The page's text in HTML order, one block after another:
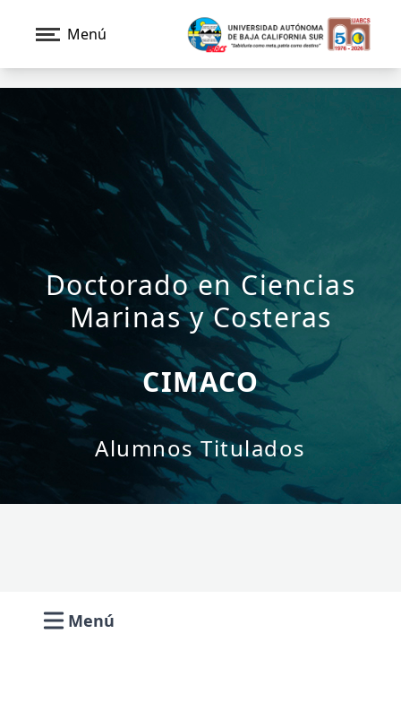
Menú
Doctorado en Ciencias
Marinas y Costeras
CIMACO
Alumnos Titulados
Open main menu
Menú